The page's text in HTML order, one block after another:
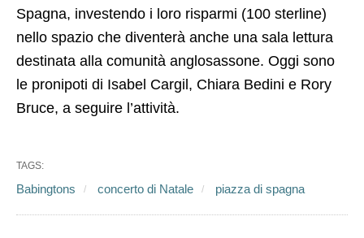
Spagna, investendo i loro risparmi (100 sterline)
nello spazio che diventerà anche una sala lettura
destinata alla comunità anglosassone. Oggi sono
le pronipoti di Isabel Cargil, Chiara Bedini e Rory
Bruce, a seguire l’attività.
TAGS:
Babingtons concerto di Natale piazza di spagna